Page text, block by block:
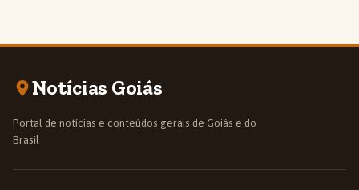
Notícias Goiás
Portal de notícias e conteúdos gerais de Goiás e do
Brasil